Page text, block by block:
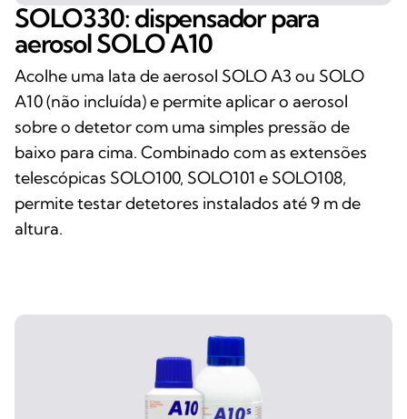
SOLO330: dispensador para
aerosol SOLO A10
Acolhe uma lata de aerosol SOLO A3 ou SOLO
A10 (não incluída) e permite aplicar o aerosol
sobre o detetor com uma simples pressão de
baixo para cima. Combinado com as extensões
telescópicas SOLO100, SOLO101 e SOLO108,
permite testar detetores instalados até 9 m de
altura.